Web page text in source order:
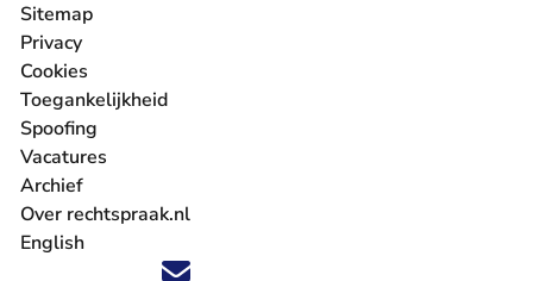
Volg ons op X (Twitter) - U verlaat Rechtspraak.nl
Volg ons op Facebook - U verlaat Rechtspraak.nl
Volg ons op Instagram - U verlaat Rechtspraak.nl
Volg ons op Youtube - U verlaat Rechtspraak.nl
Volg ons op LinkedIn - U verlaat
'Blijf op de hoogte' nieuwsbrief - U verlaat
Sitemap
Privacy
Cookies
Toegankelijkheid
Spoofing
Vacatures
- U verlaat Rechtspraak.nl
Archief
Over rechtspraak.nl
English